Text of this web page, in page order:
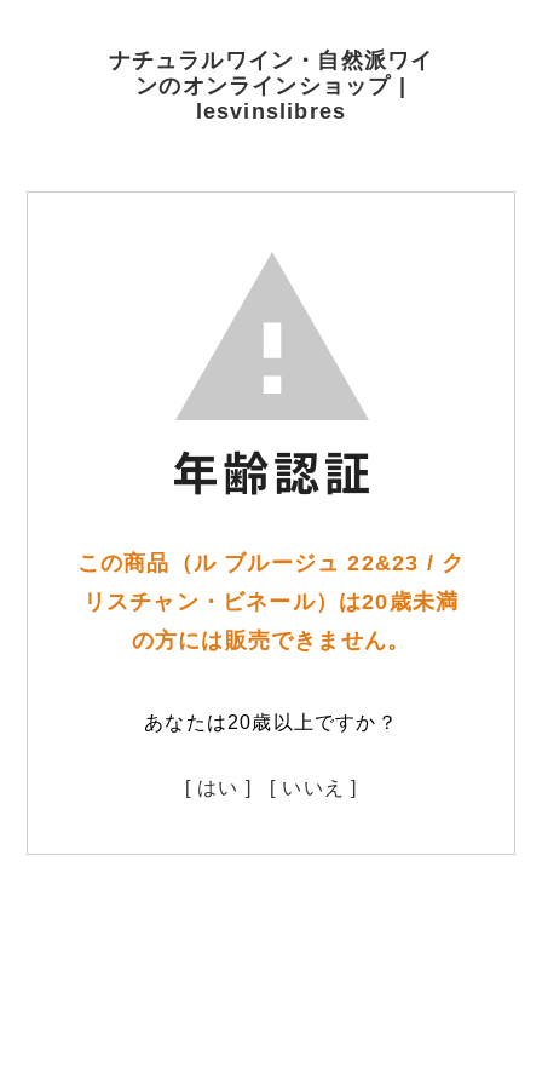
ナチュラルワイン・自然派ワイ
ンのオンラインショップ |
lesvinslibres
この商品（ル ブルージュ 22&23 / ク
リスチャン・ビネール）は20歳未満
の方には販売できません。
あなたは20歳以上ですか？
[ はい ] [ いいえ ]